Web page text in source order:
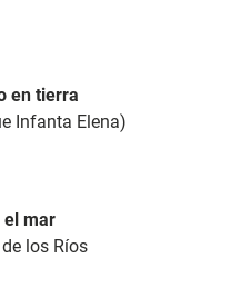
en tierra
Infanta Elena)
el mar
los Ríos